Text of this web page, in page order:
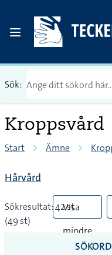
Sök:
Kroppsvård
Start Ämne
Hårvård
Sökresultat: 42 st
(49 st)
Visa
mindre
SÖKORD